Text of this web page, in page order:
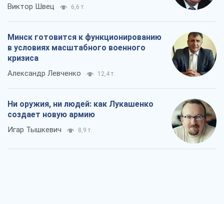
Виктор Швец 6,6 т.
Минск готовится к функционированию
в условиях масштабного военного
кризиса
Александр Левченко 12,4 т.
Ни оружия, ни людей: как Лукашенко
создает новую армию
Игар Тышкевич 8,9 т.